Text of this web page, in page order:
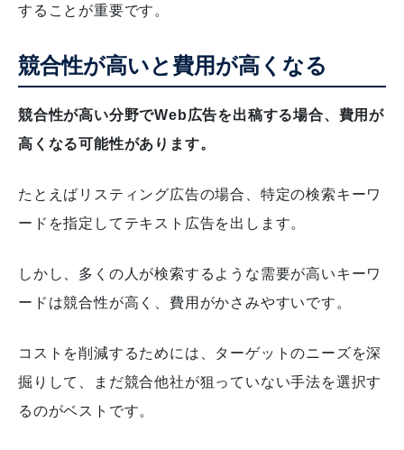
することが重要です。
競合性が高いと費用が高くなる
競合性が高い分野でWeb広告を出稿する場合、費用が
高くなる可能性があります。
たとえばリスティング広告の場合、特定の検索キーワ
ードを指定してテキスト広告を出します。
しかし、多くの人が検索するような需要が高いキーワ
ードは競合性が高く、費用がかさみやすいです。
コストを削減するためには、ターゲットのニーズを深
掘りして、まだ競合他社が狙っていない手法を選択す
るのがベストです。